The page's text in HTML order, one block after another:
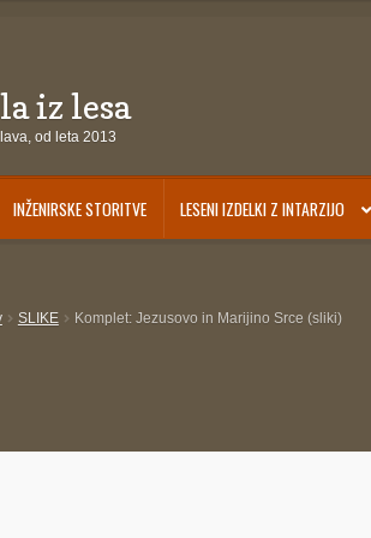
iz lesa
od leta 2013
INŽENIRSKE STORITVE LESENI IZDELKI Z INTARZIJO
Ponudba delavnicSeznami izdelkovUnikatna poslovna
SLIKE Komplet: Jezusovo in Marijino Srce (sliki)